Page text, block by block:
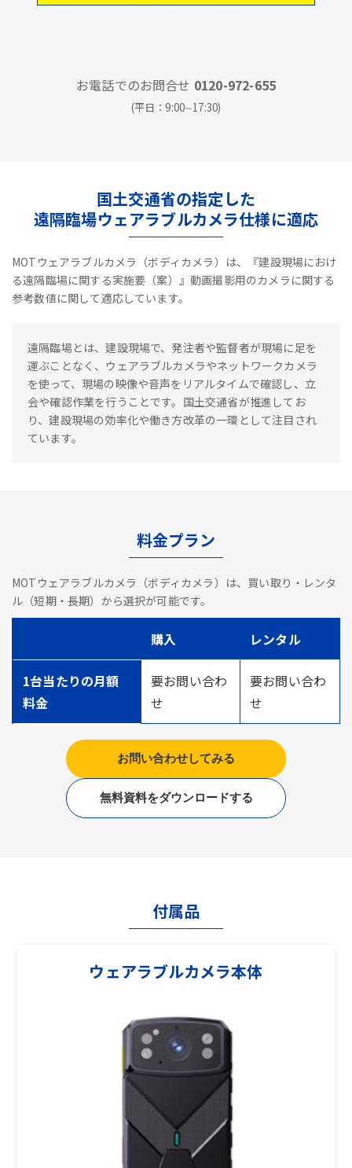
お電話でのお問合せ 0120-972-655
(平日：9:00∼17:30)
国土交通省の指定した
遠隔臨場ウェアラブルカメラ仕様に適応
MOTウェアラブルカメラ（ボディカメラ）は、『建設現場におけ
る遠隔臨場に関する実施要（案）』動画撮影用のカメラに関する
参考数値に関して適応しています。
遠隔臨場とは、建設現場で、発注者や監督者が現場に足を
運ぶことなく、ウェアラブルカメラやネットワークカメラ
を使って、現場の映像や音声をリアルタイムで確認し、立
会や確認作業を行うことです。国土交通省が推進してお
り、建設現場の効率化や働き方改革の一環として注目され
ています。
料金プラン
MOTウェアラブルカメラ（ボディカメラ）は、買い取り・レンタ
ル（短期・長期）から選択が可能です。
購入 レンタル
1台当たりの月額
料金
要お問い合わ
せ
要お問い合わ
せ
お問い合わせしてみる
無料資料をダウンロードする
付属品
ウェアラブルカメラ本体